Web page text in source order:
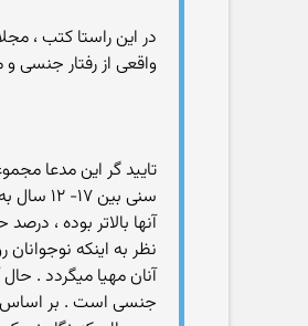
در این راستا کتب ،
واقعی از رفتار جنسی
تایید گر این مدعا
سنی
آنها بالاتر بوده ،
آنان مهیا میگردد .